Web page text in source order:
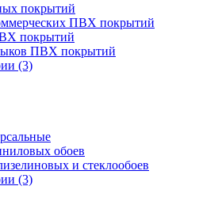
покрытий
ПВХ покрытий
покрытий
ПВХ покрытий
(3)
обоев
и стеклообоев
(3)